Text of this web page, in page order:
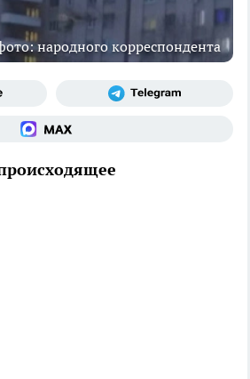
народного корреспондента